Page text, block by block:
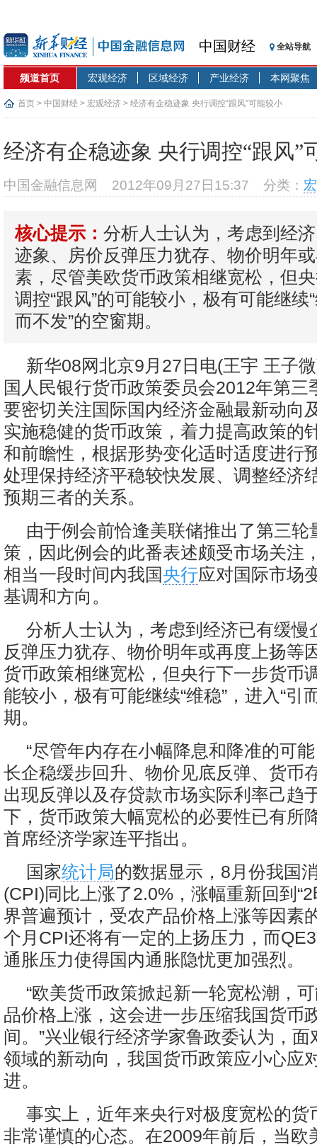
中国财经 全站导航
频道首页 宏观经济 区域经济 产业经济 本网聚焦
首页 > 中国财经 > 宏观经济 > 经济有企稳迹象 央行调控“跟风”可能较小
经济有企稳迹象 央行调控“跟风”
中国金融信息网 2012年09月27日15:37 分类：
核心提示： 分析人士认为，考虑到经
迹象、房价反弹压力犹存、物价明年
素，尽管美欧货币政策相继宽松，但
调控“跟风”的可能较小，极有可能继续
而不发”的空窗期。
新华08网北京9月27日电(王宇 王子
国人民银行货币政策委员会2012年第三
要密切关注国际国内经济金融最新动向
实施稳健的货币政策，着力提高政策的
和前瞻性，根据形势变化适时适度进行
处理保持经济平稳较快发展、调整经济
预期三者的关系。
由于例会前恰逢美联储推出了第三轮
策，因此例会的此番表述颇受市场关注
相当一段时间内我国央行应对国际市场
基调和方向。
分析人士认为，考虑到经济已有缓慢
反弹压力犹存、物价明年或再度上扬等
货币政策相继宽松，但央行下一步货币
能较小，极有可能继续“维稳”，进入“引
期。
“尽管年内存在小幅降息和降准的可
长企稳缓步回升、物价见底反弹、货币
出现反弹以及存贷款市场实际利率己趋
下，货币政策大幅宽松的必要性已有所
首席经济学家连平指出。
国家统计局的数据显示，8月份我国
(CPI)同比上涨了2.0%，涨幅重新回到
界普遍预计，受农产品价格上涨等因素
个月CPI还将有一定的上扬压力，而
通胀压力使得国内通胀隐忧更加强烈。
“欧美货币政策掀起新一轮宽松潮，
品价格上涨，这会进一步压缩我国货币
间。”兴业银行经济学家鲁政委认为，
领域的新动向，我国货币政策应小心应
进。
事实上，近年来央行对极度宽松的货
非常谨慎的心态。在2009年前后，当欧